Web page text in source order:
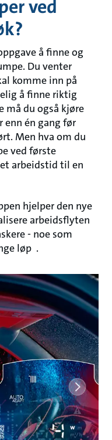
ved
å finne og
Du venter
komme inn på
å finne riktig
må du også kjøre
én gang før
Men hva om du
ved første
arbeidstid til en
hjelper den nye
arbeidsflyten
- noe som
løp .